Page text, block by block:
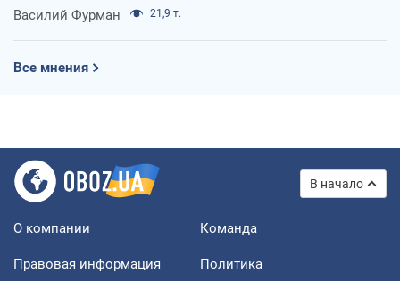
Василий Фурман 21,9 т.
Все мнения
В начало
О компании Команда
Правовая информация
Политика